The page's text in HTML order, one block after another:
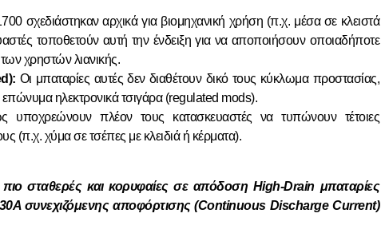
σχεδιάστηκαν αρχικά για βιομηχανική χρήση (π.χ. μέσα σε κλειστά
τοποθετούν αυτή την ένδειξη για να αποποιήσουν οποιαδήποτε
χρηστών λιανικής.
Οι μπαταρίες αυτές δεν διαθέτουν δικό τους κύκλωμα προστασίας,
ηλεκτρονικά τσιγάρα (regulated mods).
υποχρεώνουν πλέον τους κατασκευαστές να τυπώνουν τέτοιες
(π.χ. χύμα σε τσέπες με κλειδιά ή κέρματα).
σταθερές και κορυφαίες σε απόδοση High-Drain μπαταρίες
συνεχιζόμενης αποφόρτισης (Continuous Discharge Current)